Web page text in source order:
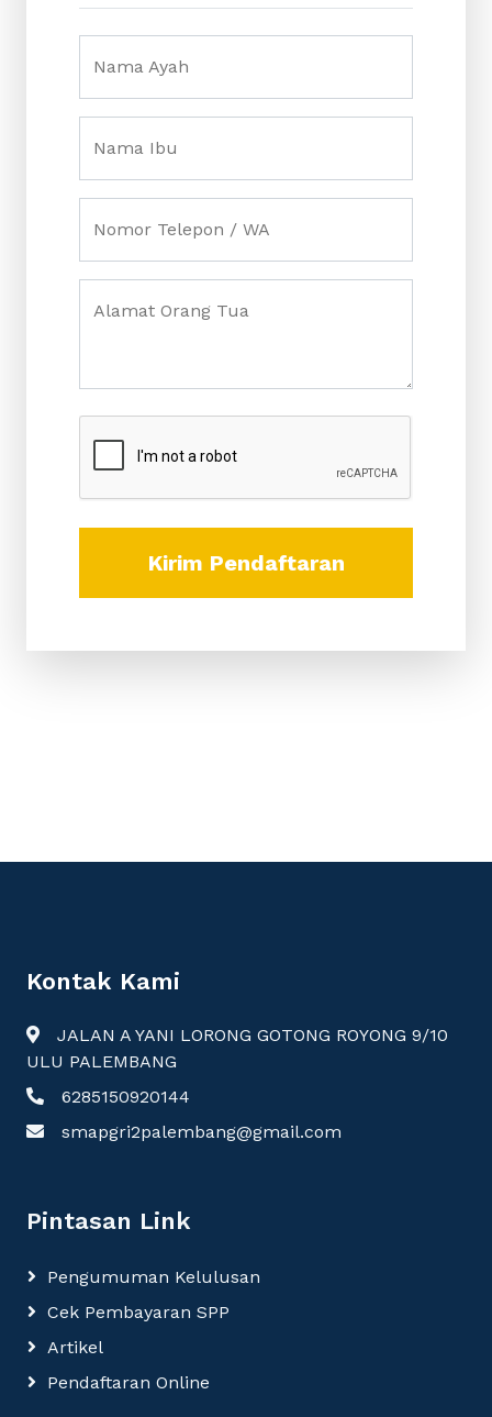
Nama Ayah
Nama Ibu
Nomor Telepon / WA
Alamat Orang Tua
Kirim Pendaftaran
Kontak Kami
JALAN A YANI LORONG GOTONG ROYONG 9/10
ULU PALEMBANG
6285150920144
smapgri2palembang@gmail.com
Pintasan Link
Pengumuman Kelulusan
Cek Pembayaran SPP
Artikel
Pendaftaran Online